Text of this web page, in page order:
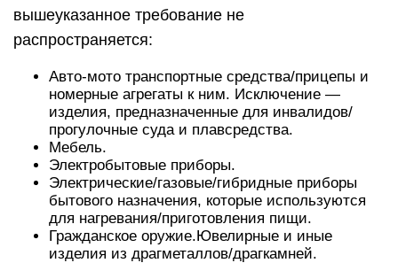
вышеуказанное требование не
распространяется:
Авто-мото транспортные средства/прицепы и
номерные агрегаты к ним. Исключение —
изделия, предназначенные для инвалидов/
прогулочные суда и плавсредства.
Мебель.
Электробытовые приборы.
Электрические/газовые/гибридные приборы
бытового назначения, которые используются
для нагревания/приготовления пищи.
Гражданское оружие.Ювелирные и иные
изделия из драгметаллов/драгкамней.